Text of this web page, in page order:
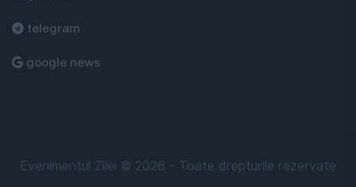
telegram
google news
Evenimentul Zilei © 2026 - Toate drepturile rezervate